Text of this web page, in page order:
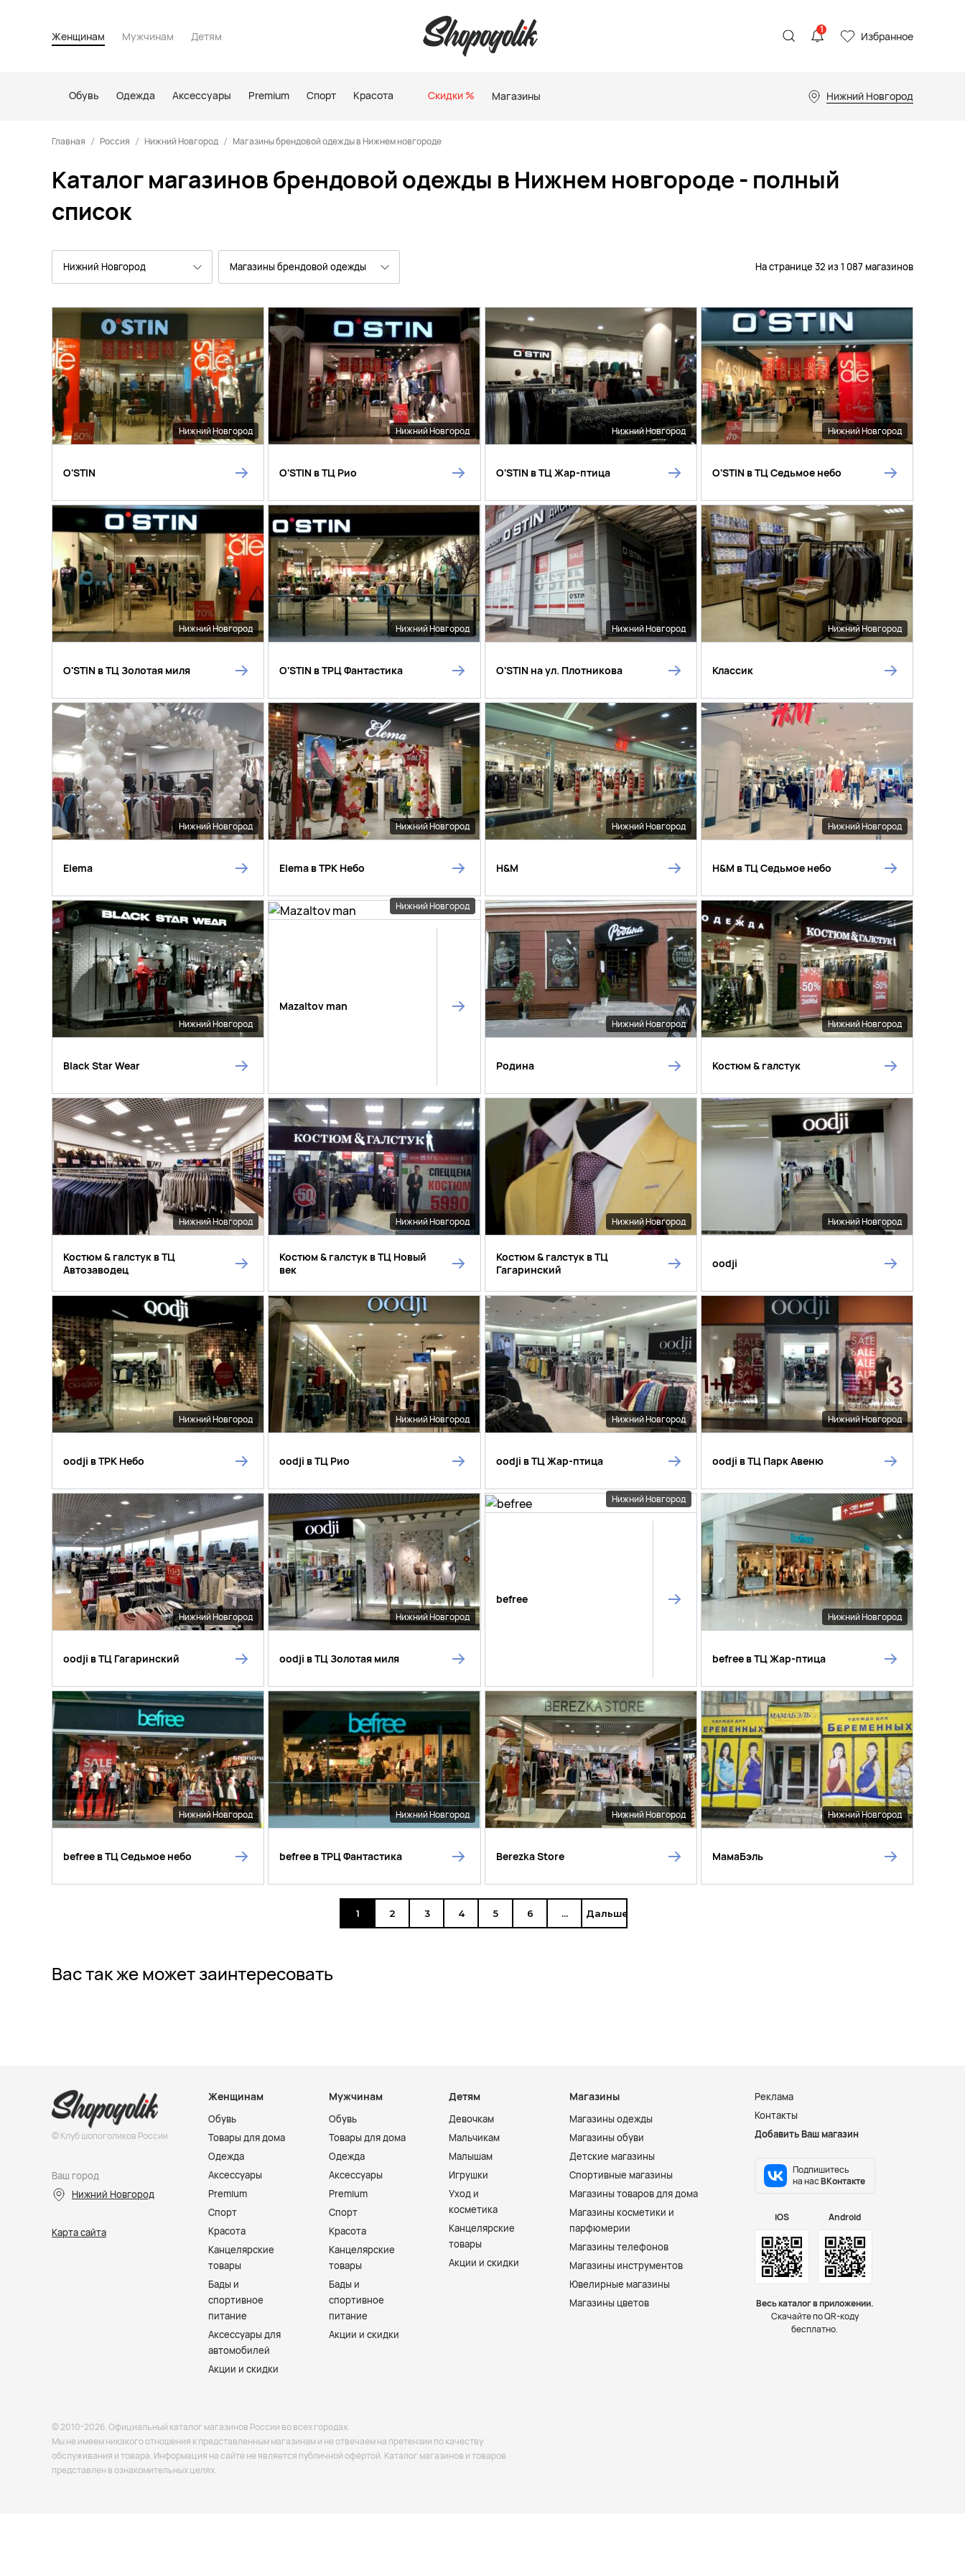
Женщинам Мужчинам Детям
1 Избранное
Обувь Одежда Аксессуары Premium Спорт Красота Скидки % Магазины Нижний Новгород
Главная Россия Нижний Новгород Магазины брендовой одежды в Нижнем новгороде
Каталог магазинов брендовой одежды в Нижнем новгороде - полный
список
Нижний Новгород Магазины брендовой одежды На странице 32 из 1 087 магазинов
Нижний Новгород
O'STIN
Нижний Новгород
O'STIN в ТЦ Рио
Нижний Новгород
O'STIN в ТЦ Жар-птица
Нижний Новгород
O'STIN в ТЦ Седьмое небо
Нижний Новгород
O'STIN в ТЦ Золотая миля
Нижний Новгород
O'STIN в ТРЦ Фантастика
Нижний Новгород
O'STIN на ул. Плотникова
Нижний Новгород
Классик
Нижний Новгород
Elema
Нижний Новгород
Elema в ТРК Небо
Нижний Новгород
H&M
Нижний Новгород
H&M в ТЦ Седьмое небо
Нижний Новгород
Black Star Wear
Нижний Новгород
Mazaltov man
Нижний Новгород
Родина
Нижний Новгород
Костюм & галстук
Нижний Новгород
Костюм & галстук в ТЦ
Автозаводец
Нижний Новгород
Костюм & галстук в ТЦ Новый
век
Нижний Новгород
Костюм & галстук в ТЦ
Гагаринский
Нижний Новгород
oodji
Нижний Новгород
oodji в ТРК Небо
Нижний Новгород
oodji в ТЦ Рио
Нижний Новгород
oodji в ТЦ Жар-птица
Нижний Новгород
oodji в ТЦ Парк Авеню
Нижний Новгород
oodji в ТЦ Гагаринский
Нижний Новгород
oodji в ТЦ Золотая миля
Нижний Новгород
befree
Нижний Новгород
befree в ТЦ Жар-птица
Нижний Новгород
befree в ТЦ Седьмое небо
Нижний Новгород
befree в ТРЦ Фантастика
Нижний Новгород
Berezka Store
Нижний Новгород
МамаБэль
1 2 3 4 5 6 ... Дальше
Вас так же может заинтересовать
© Клуб шопоголиков России
Ваш город
Нижний Новгород
Карта сайта
Женщинам
Обувь
Товары для дома
Одежда
Аксессуары
Premium
Спорт
Красота
Канцелярские
товары
Бады и
спортивное
питание
Аксессуары для
автомобилей
Акции и скидки
Мужчинам
Обувь
Товары для дома
Одежда
Аксессуары
Premium
Спорт
Красота
Канцелярские
товары
Бады и
спортивное
питание
Акции и скидки
Детям
Девочкам
Мальчикам
Малышам
Игрушки
Уход и
косметика
Канцелярские
товары
Акции и скидки
Магазины
Магазины одежды
Магазины обуви
Детские магазины
Спортивные магазины
Магазины товаров для дома
Магазины косметики и
парфюмерии
Магазины телефонов
Магазины инструментов
Ювелирные магазины
Магазины цветов
Реклама
Контакты
Добавить Ваш магазин
Подпишитесь
на насВКонтакте
iOS Android
Весь каталог в приложении.
Скачайте по QR-коду
бесплатно.
© 2010-2026. Официальный каталог магазинов России во всех городах.
Мы не имеем никакого отношения к представленным магазинам и не отвечаем на претензии по качеству
обслуживания и товара. Информация на сайте не является публичной офёртой. Каталог магазинов и товаров
представлен в ознакомительных целях.